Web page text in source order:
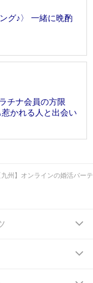
グ♪〉 一緒に晩酌
チナ会員の方限
かれる人と出会い
九州】オンラインの婚活パー